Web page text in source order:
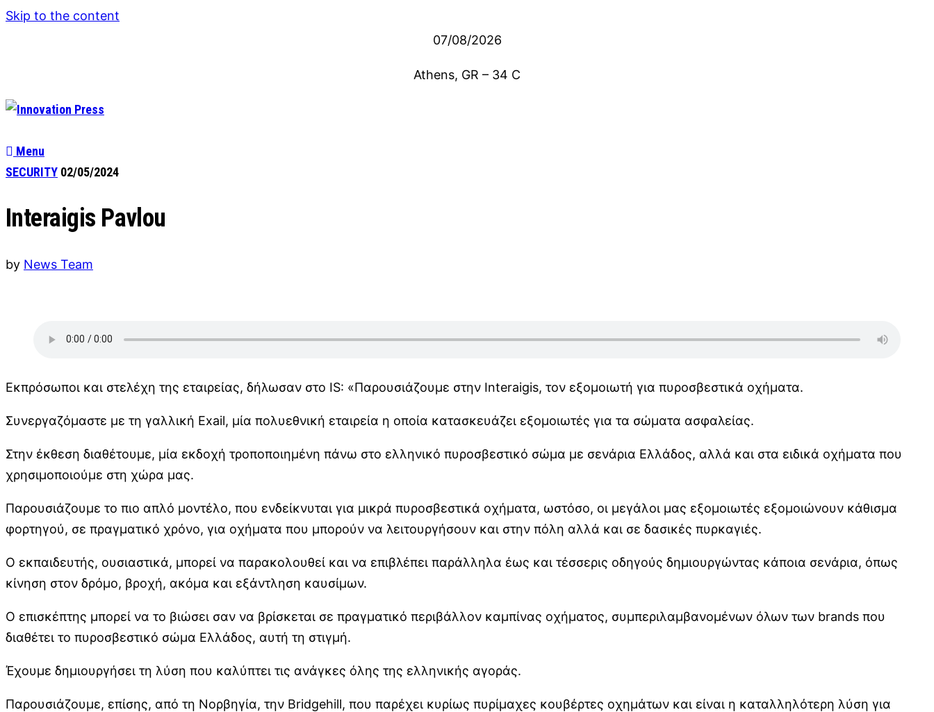
Skip to the content
07/08/2026
Athens, GR – 34 C
Menu
SECURITY 02/05/2024
Interaigis Pavlou
by News Team
Εκπρόσωποι και στελέχη της εταιρείας, δήλωσαν στο IS: «Παρουσιάζουμε στην Interaigis, τον εξομοιωτή για πυροσβεστικά οχήματα.
Συνεργαζόμαστε με τη γαλλική Exail, μία πολυεθνική εταιρεία η οποία κατασκευάζει εξομοιωτές για τα σώματα ασφαλείας.
Στην έκθεση διαθέτουμε, μία εκδοχή τροποποιημένη πάνω στο ελληνικό πυροσβεστικό σώμα με σενάρια Ελλάδος, αλλά και στα ειδικά οχήματα που
χρησιμοποιούμε στη χώρα μας.
Παρουσιάζουμε το πιο απλό μοντέλο, που ενδείκνυται για μικρά πυροσβεστικά οχήματα, ωστόσο, οι μεγάλοι μας εξομοιωτές εξομοιώνουν κάθισμα
φορτηγού, σε πραγματικό χρόνο, για οχήματα που μπορούν να λειτουργήσουν και στην πόλη αλλά και σε δασικές πυρκαγιές.
Ο εκπαιδευτής, ουσιαστικά, μπορεί να παρακολουθεί και να επιβλέπει παράλληλα έως και τέσσερις οδηγούς δημιουργώντας κάποια σενάρια, όπως
κίνηση στον δρόμο, βροχή, ακόμα και εξάντληση καυσίμων.
Ο επισκέπτης μπορεί να το βιώσει σαν να βρίσκεται σε πραγματικό περιβάλλον καμπίνας οχήματος, συμπεριλαμβανομένων όλων των brands που
διαθέτει το πυροσβεστικό σώμα Ελλάδος, αυτή τη στιγμή.
Έχουμε δημιουργήσει τη λύση που καλύπτει τις ανάγκες όλης της ελληνικής αγοράς.
Παρουσιάζουμε, επίσης, από τη Νορβηγία, την Bridgehill, που παρέχει κυρίως πυρίμαχες κουβέρτες οχημάτων και είναι η καταλληλότερη λύση για